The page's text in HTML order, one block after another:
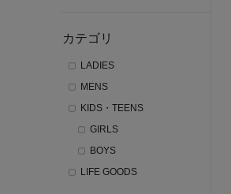
カテゴリ
LADIES
MENS
KIDS・TEENS
GIRLS
BOYS
LIFE GOODS